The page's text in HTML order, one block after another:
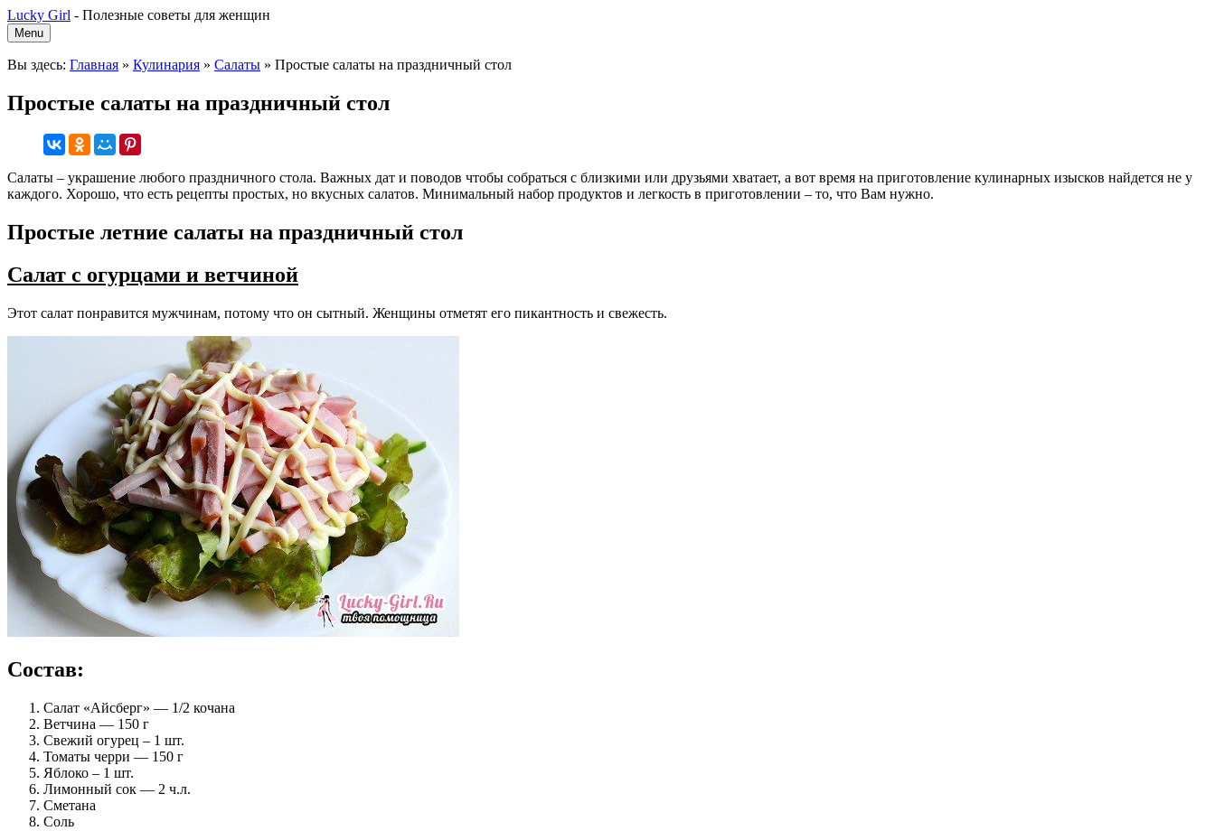
Lucky Girl - Полезные советы для женщин
Menu
Вы здесь: Главная » Кулинария » Салаты » Простые салаты на праздничный стол
Простые салаты на праздничный стол
Салаты – украшение любого праздничного стола. Важных дат и поводов чтобы собраться с близкими или друзьями хватает, а вот время на приготовление кулинарных изысков найдется не у
каждого. Хорошо, что есть рецепты простых, но вкусных салатов. Минимальный набор продуктов и легкость в приготовлении – то, что Вам нужно.
Простые летние салаты на праздничный стол
Салат с огурцами и ветчиной
Этот салат понравится мужчинам, потому что он сытный. Женщины отметят его пикантность и свежесть.
Состав:
Салат «Айсберг» — 1/2 кочана
Ветчина — 150 г
Свежий огурец – 1 шт.
Томаты черри — 150 г
Яблоко – 1 шт.
Лимонный сок — 2 ч.л.
Сметана
Соль